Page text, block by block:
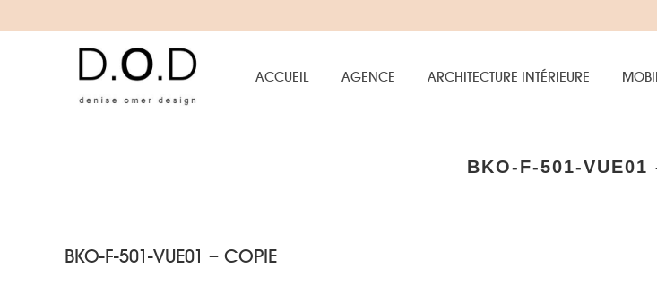
ACCUEIL AGENCE ARCHITECTURE INTÉRIEURE
BKO-F-501-VUE01
BKO-F-501-VUE01 – COPIE